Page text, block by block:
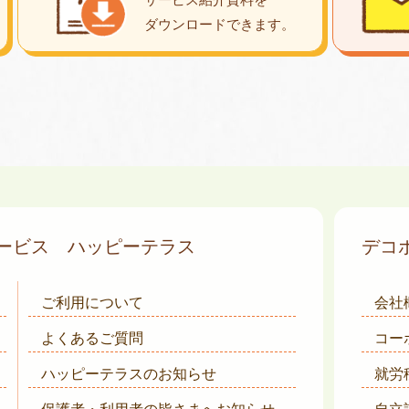
ダウンロードできます。
ビス ハッピーテラス
ご利用について
よくあるご質問
ハッピーテラスのお知らせ
デコ
会社
コー
就労